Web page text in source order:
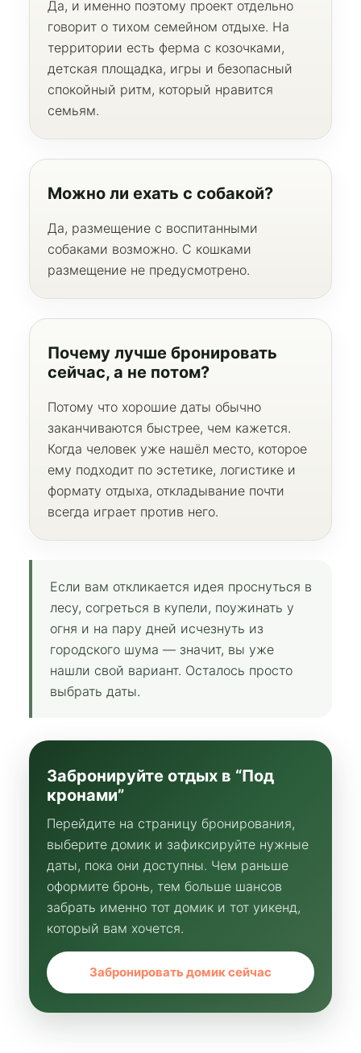
Да, и именно поэтому проект отдельно
говорит о тихом семейном отдыхе. На
территории есть ферма с козочками,
детская площадка, игры и безопасный
спокойный ритм, который нравится
семьям.
Можно ли ехать с собакой?
Да, размещение с воспитанными
собаками возможно. С кошками
размещение не предусмотрено.
Почему лучше бронировать
сейчас, а не потом?
Потому что хорошие даты обычно
заканчиваются быстрее, чем кажется.
Когда человек уже нашёл место, которое
ему подходит по эстетике, логистике и
формату отдыха, откладывание почти
всегда играет против него.
Если вам откликается идея проснуться в
лесу, согреться в купели, поужинать у
огня и на пару дней исчезнуть из
городского шума — значит, вы уже
нашли свой вариант. Осталось просто
выбрать даты.
Забронируйте отдых в “Под
кронами”
Перейдите на страницу бронирования,
выберите домик и зафиксируйте нужные
даты, пока они доступны. Чем раньше
оформите бронь, тем больше шансов
забрать именно тот домик и тот уикенд,
который вам хочется.
Забронировать домик сейчас
Треугольный домик с ванной у окна 55 кв.м
Барн с камином и ванной у окна
Все домики
Московская область, Талдомский район,
д. Платунино
Контакты
Блог
Правила проживания
Подарочный сертификат
Отзывы
Домики
Разработка сайта
Политика конфиденциальности
ИНН 381114552302
ОГРНИП 321774600608392
VKontakte